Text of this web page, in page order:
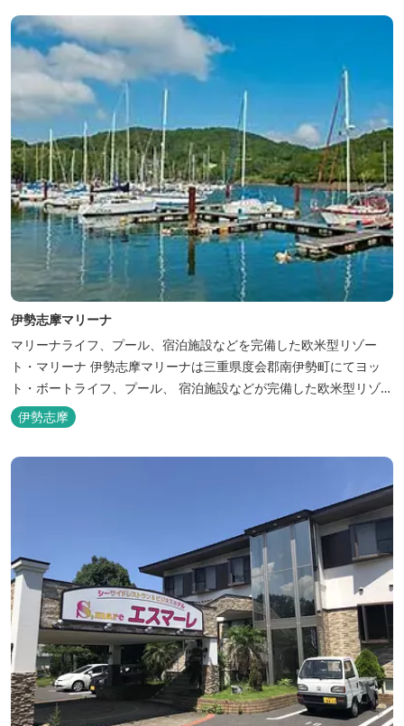
伊勢志摩マリーナ
マリーナライフ、プール、宿泊施設などを完備した欧米型リゾー
ト・マリーナ 伊勢志摩マリーナは三重県度会郡南伊勢町にてヨッ
ト・ボートライフ、プール、 宿泊施設などが完備した欧米型リゾー
ト・マリーナの管理・運営を行っております。
伊勢志摩